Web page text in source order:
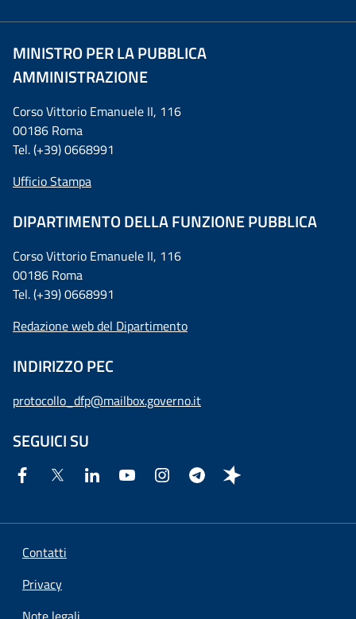
MINISTRO PER LA PUBBLICA
AMMINISTRAZIONE
Corso Vittorio Emanuele II, 116
00186 Roma
Tel. (+39) 0668991
Ufficio Stampa
DIPARTIMENTO DELLA FUNZIONE PUBBLICA
Corso Vittorio Emanuele II, 116
00186 Roma
Tel. (+39) 0668991
Redazione web del Dipartimento
INDIRIZZO PEC
protocollo_dfp@mailbox.governo.it
SEGUICI SU
Contatti
Privacy